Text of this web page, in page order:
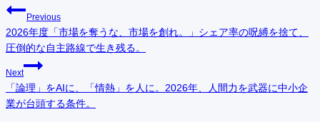
投
稿
ナ
ビ
Previous
2026年度「市場を奪うな、市場を創れ。」シェア率の呪縛を捨て、
圧倒的な自主路線で生き残る。
Next
「論理」をAIに、「情熱」を人に。2026年、人間力を武器に中小企
業が台頭する条件。